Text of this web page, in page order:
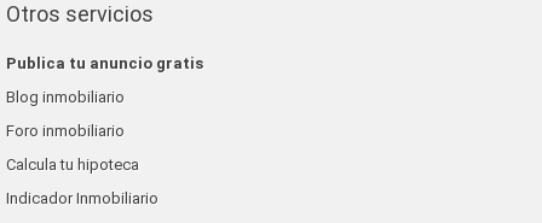
Otros servicios
Publica tu anuncio gratis
Blog inmobiliario
Foro inmobiliario
Calcula tu hipoteca
Indicador Inmobiliario